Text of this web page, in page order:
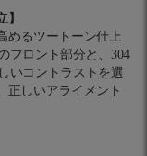
】
めるツートーン仕上
フロント部分と、304
いコントラストを選
正しいアライメント